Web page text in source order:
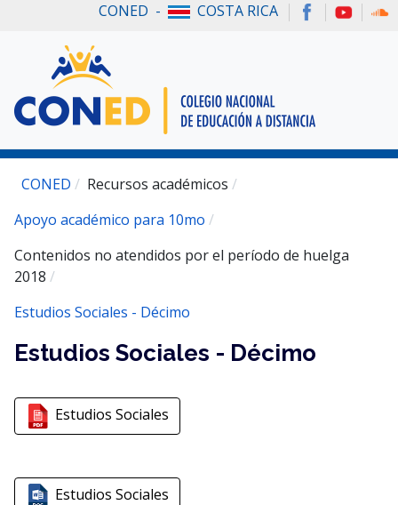
CONED - COSTA RICA
CONED
Recursos académicos
Apoyo académico para 10mo
Contenidos no atendidos por el período de huelga
2018
Estudios Sociales - Décimo
Estudios Sociales - Décimo
Estudios Sociales
Estudios Sociales